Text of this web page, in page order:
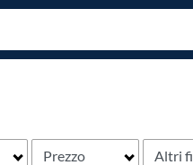
Prezzo Altri